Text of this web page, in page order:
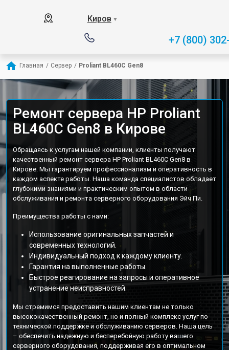
Киров ▼
+7 (800)
Главная / Сервер / Proliant BL460C Gen8
Ремонт сервера HP Proliant
BL460C Gen8 в Кирове
Обращаясь к услугам нашей компании, клиенты получают
качественный ремонт сервера HP Proliant BL460C Gen8 в
Кирове. Мы гарантируем профессионализм и оперативность в
каждом аспекте работы. Наша команда специалистов обладает
глубокими знаниями и практическим опытом в области
обслуживания и ремонта серверного оборудования Эйч Пи.
Преимущества работы с нами:
Использование оригинальных запчастей и
современных технологий.
Индивидуальный подход к каждому клиенту.
Гарантия на выполненные работы.
Быстрое реагирование на запросы и оперативное
устранение неисправностей.
Мы стремимся предоставить нашим клиентам не только
высококачественный ремонт, но и полный комплекс услуг по
технической поддержке и обслуживанию серверов. Наша цель
– обеспечить надежную и бесперебойную работу вашего
серверного оборудования, поддерживая его в оптимальном